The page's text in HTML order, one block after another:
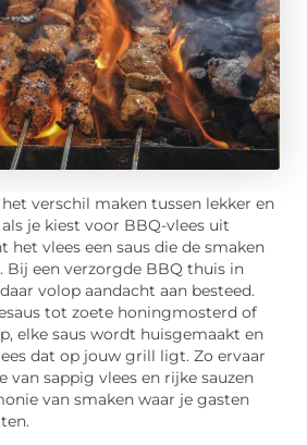
het verschil maken tussen lekker en
je kiest voor BBQ-vlees uit
het vlees een saus die de smaken
Bij een verzorgde BBQ thuis in
volop aandacht aan besteed.
tot zoete honingmosterd of
elke saus wordt huisgemaakt en
dat op jouw grill ligt. Zo ervaar
van sappig vlees en rijke sauzen
van smaken waar je gasten